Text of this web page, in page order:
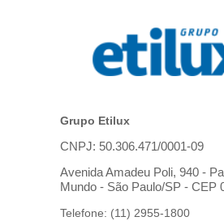
Grupo Etilux
CNPJ: 50.306.471/0001-09
Avenida Amadeu Poli, 940 -
Mundo - São Paulo/SP - CEP
Telefone: (11) 2955-1800